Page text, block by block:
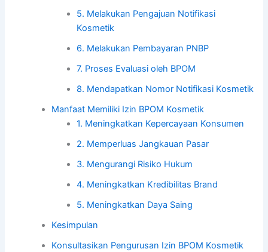
5. Melakukan Pengajuan Notifikasi
Kosmetik
6. Melakukan Pembayaran PNBP
7. Proses Evaluasi oleh BPOM
8. Mendapatkan Nomor Notifikasi Kosmetik
Manfaat Memiliki Izin BPOM Kosmetik
1. Meningkatkan Kepercayaan Konsumen
2. Memperluas Jangkauan Pasar
3. Mengurangi Risiko Hukum
4. Meningkatkan Kredibilitas Brand
5. Meningkatkan Daya Saing
Kesimpulan
Konsultasikan Pengurusan Izin BPOM Kosmetik